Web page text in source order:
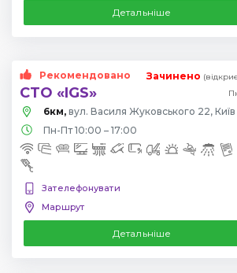
Детальніше
Рекомендовано
СТО «IGS»
Зачинено
6км, вул. Василя Жуковського 22, Київ
Пн-Пт 10:00 – 17:00
Зателефонувати
Маршрут
Детальніше